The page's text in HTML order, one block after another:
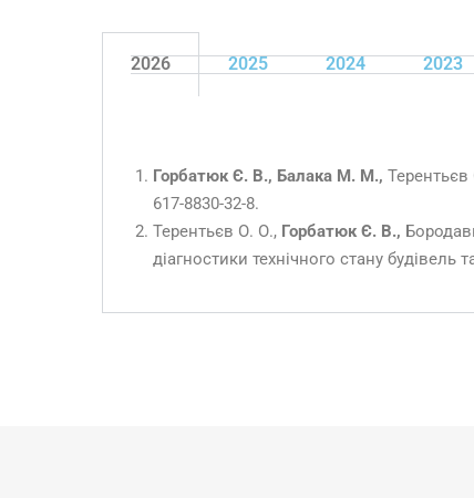
2026 2025 2024 2023
Горбатюк Є. В., Балака М. М.,
617-8830-32-8.
Терентьєв О. О., Горбатюк Є. В.,
діагностики технічного стану